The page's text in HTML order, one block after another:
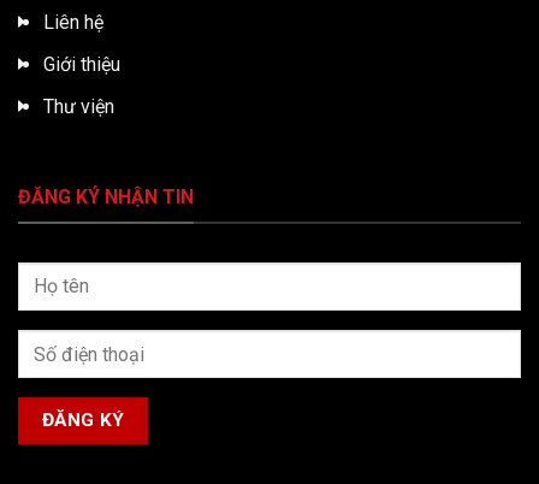
Liên hệ
Giới thiệu
Thư viện
ĐĂNG KÝ NHẬN TIN